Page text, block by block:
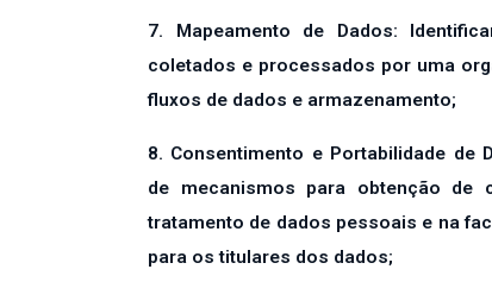
7. Mapeamento de Dados:
coletados e processados por uma
fluxos de dados e armazenamento;
8. Consentimento e Portabilidade de
de mecanismos para obtenção de
tratamento de dados pessoais e na
para os titulares dos dados;